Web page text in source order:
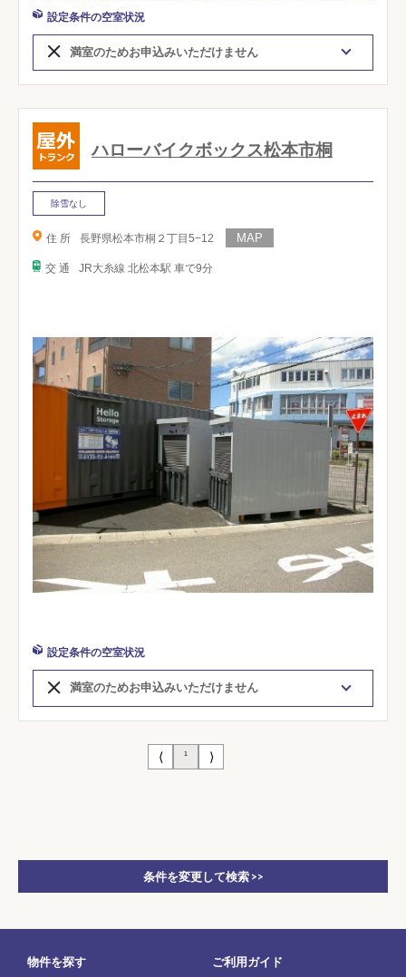
設定条件の空室状況
満室のためお申込みいただけません
ハローバイクボックス松本市桐
除雪なし
住 所 長野県松本市桐２丁目5−12
交 通 JR大糸線 北松本駅 車で9分
設定条件の空室状況
満室のためお申込みいただけません
⟨ 1 ⟩
条件を変更して検索 >>
物件を探す ご利用ガイド